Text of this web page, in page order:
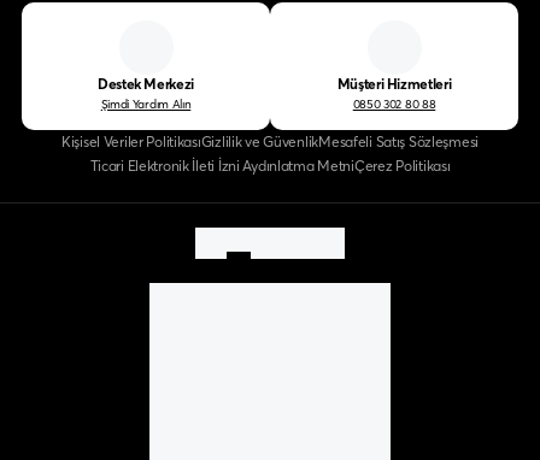
Destek Merkezi
Şimdi Yardım Alın
Müşteri Hizmetleri
0850 302 80 88
Kişisel Veriler PolitikasıGizlilik ve GüvenlikMesafeli Satış Sözleşmesi
Ticari Elektronik İleti İzni Aydınlatma MetniÇerez Politikası